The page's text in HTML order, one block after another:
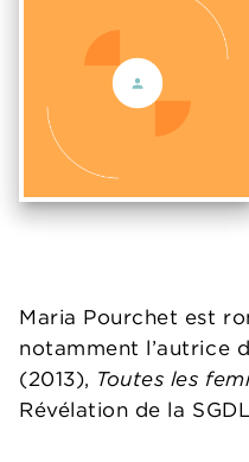
Maria Pourchet est
notamment l’autrice
(2013), Toutes les
Révélation de la